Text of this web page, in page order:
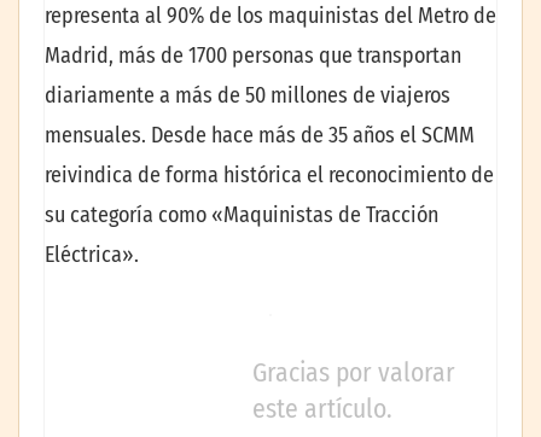
representa al 90% de los maquinistas del Metro de
Madrid, más de 1700 personas que transportan
diariamente a más de 50 millones de viajeros
mensuales. Desde hace más de 35 años el SCMM
reivindica de forma histórica el reconocimiento de
su categoría como «Maquinistas de Tracción
Eléctrica».
Gracias por valorar
este artículo.